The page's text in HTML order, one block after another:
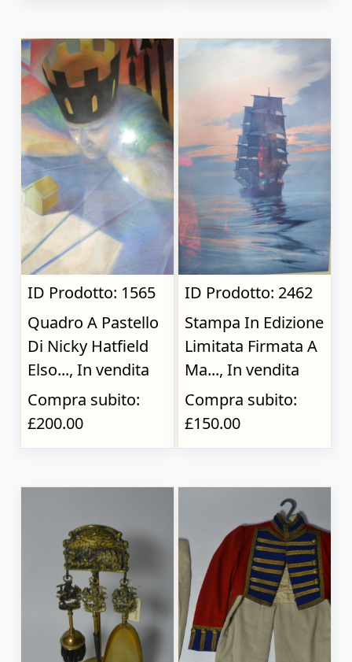
ID Prodotto: 1565
Quadro A Pastello
Di Nicky Hatfield
Elso..., In vendita
Compra subito:
£200.00
ID Prodotto: 2462
Stampa In Edizione
Limitata Firmata A
Ma..., In vendita
Compra subito:
£150.00